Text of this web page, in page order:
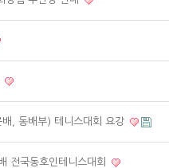
, 동배부) 테니스대회 요강
전국동호인테니스대회